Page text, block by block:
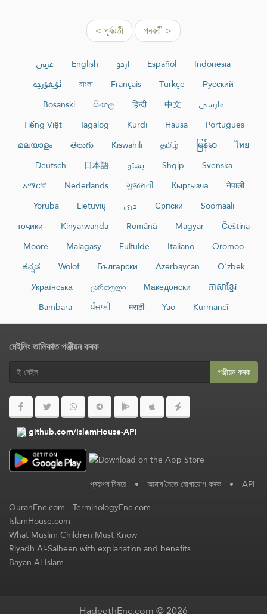
< পূৰ্বৱৰ্তী পৰবৰ্তী >
عربي English اردو Español
Indonesia
ئۇيغۇرچە
বাংলা Français Türkçe
Русский
Bosanski
සිංහල हिन्दी 中文
فارسی
Tiếng Việt
Tagalog Kurdî Hausa
Português
മലയാളം
తెలుగు Kiswahili தமிழ் မြန်မာ
ไทย
Deutsch
日本語 پښتو Shqip
Svenska
አማርኛ
Nederlands ગુજરાતી Кыргызча
नेपाली
Yorùbá
Lietuvių دری Српски
Soomaali
тоҷикӣ
Kinyarwanda Română Magyar
Čeština
Moore
Malagasy Fulfulde Italiano
Oromoo
ಕನ್ನಡ
Wolof Български Azərbaycan
O‘zbek
Українська
ქართული Македонски
ភាសាខ្មែរ
Bambara
ਪੰਜਾਬੀ मराठी Yao Kurmancî
মেইলিং তালিকাত পঞ্জীয়ন কৰক
পঞ্জীয়ন কৰক
github.com/IslamHouse-API
প্ৰকল্পৰ বিষয়ে • আমাৰ সৈতে যোগাযোগ কৰক • API
QuranEnc.com-TerminologyEnc.com
IslamHouse.com
What Muslim Children Must Know
Riyadh Al-Salheen with explanation and benefits
Bayan Al-Islam